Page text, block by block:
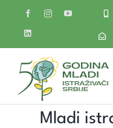
content
Mladi